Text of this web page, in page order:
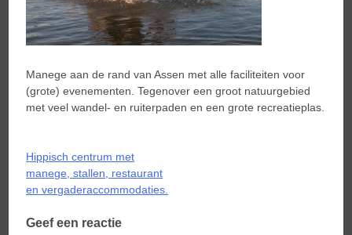
Manege aan de rand van Assen met alle faciliteiten voor
(grote) evenementen. Tegenover een groot natuurgebied
met veel wandel- en ruiterpaden en een grote recreatieplas.
Bericht
navigatie
Hippisch centrum met
manege, stallen, restaurant
en vergaderaccommodaties.
Geef een reactie